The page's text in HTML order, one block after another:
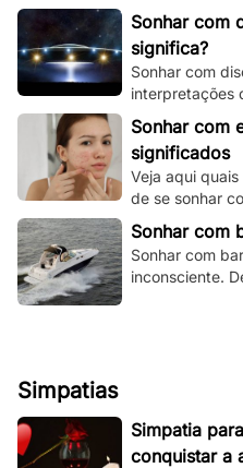
sonho e muito
Sonhar com
significa?
Sonhar com
interpretações
significado
variações!
Sonhar com
significados
Veja aqui
de se sonhar
principais
Sonhar com
Sonhar com
inconsciente.
Simpatias
Simpatia
conquistar a